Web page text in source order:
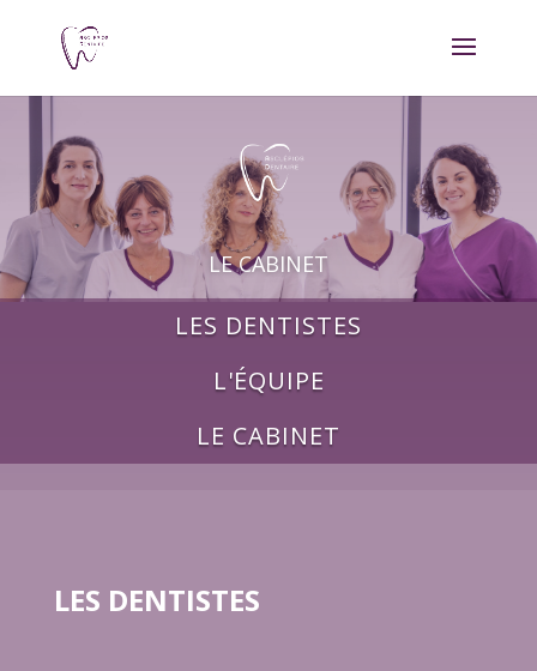
LE CABINET
LES DENTISTES
L'ÉQUIPE
LE CABINET
LES DENTISTES